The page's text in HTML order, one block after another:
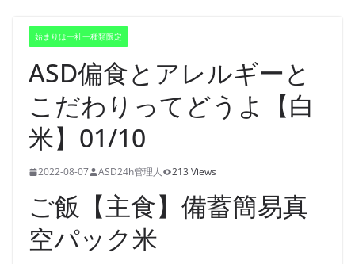
始まりは一社一種類限定
ASD偏食とアレルギーと
こだわりってどうよ【白
米】01/10
2022-08-07 ASD24h管理人 213 Views
ご飯【主食】備蓄簡易真
空パック米